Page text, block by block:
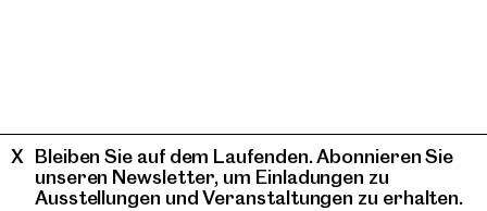
Bleiben Sie auf dem Laufenden. Abonnieren Sie
unseren Newsletter, um Einladungen zu
Ausstellungen und Veranstaltungen zu erhalten.